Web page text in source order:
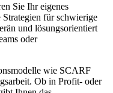
Sie Ihr eigenes
für schwierige
und lösungsorientiert
oder
wie SCARF
Ob in Profit- oder